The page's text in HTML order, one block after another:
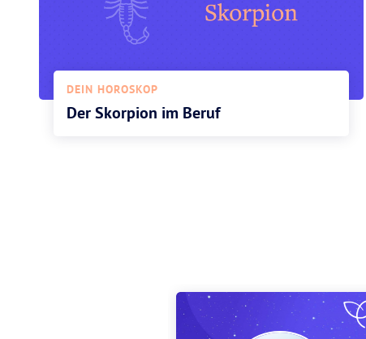
DEIN HOROSKOP
Der Skorpion im Beruf